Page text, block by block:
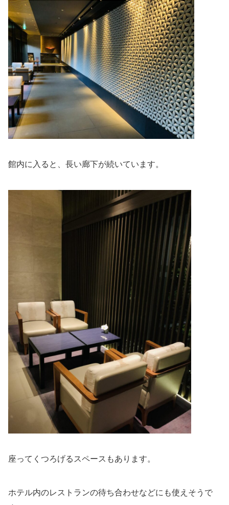
館内に入ると、長い廊下が続いています。
座ってくつろげるスペースもあります。
ホテル内のレストランの待ち合わせなどにも使えそうで